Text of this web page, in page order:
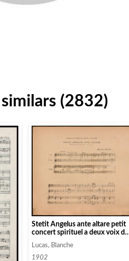
(2832)
Stetit Angelus ante altare petit
concert spirituel a deux voix de
Lucas, Blanche
1902